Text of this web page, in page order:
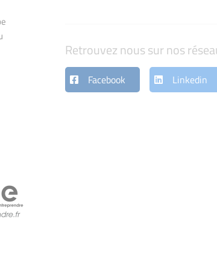
Retrouvez nous sur nos
Facebook Linkedin